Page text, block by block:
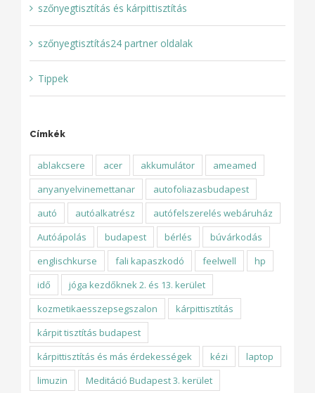
szőnyegtisztítás és kárpittisztítás
szőnyegtisztítás24 partner oldalak
Tippek
Címkék
ablakcsere acer akkumulátor
ameamed
anyanyelvinemettanar
autofoliazasbudapest
autó
autóalkatrész
autófelszerelés webáruház
Autóápolás
budapest bérlés
búvárkodás
englischkurse
fali kapaszkodó feelwell
hp
idő
jóga kezdőknek 2. és 13. kerület
kozmetikaesszepsegszalon
kárpittisztítás
kárpit tisztítás budapest
kárpittisztítás és más érdekességek
kézi
laptop
limuzin
Meditáció Budapest 3. kerület